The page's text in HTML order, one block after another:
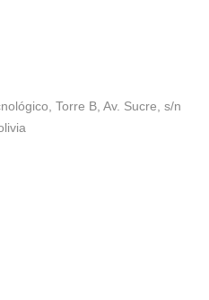
Torre B, Av. Sucre, s/n